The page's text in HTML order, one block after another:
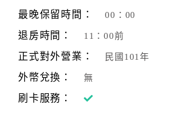
最晚保留時間： 00：00
退房時間： 11：00前
正式對外營業： 民國101年
外幣兌換： 無
刷卡服務：